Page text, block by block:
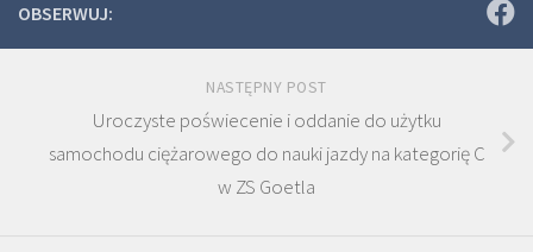
OBSERWUJ:
NASTĘPNY POST
Uroczyste poświecenie i oddanie do użytku
samochodu ciężarowego do nauki jazdy na kategorię C
w ZS Goetla